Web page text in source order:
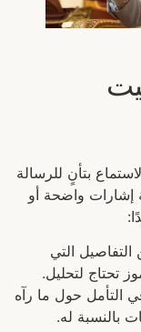
بتأنٍ للرسالة
إشارات واضحة أو
التفاصيل التي
تحتاج لتحليل.
التأمل حول ما رآه
بالنسبة له.